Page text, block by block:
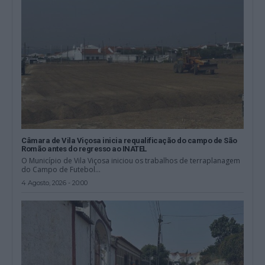
Câmara de Vila Viçosa inicia requalificação do campo de São
Romão antes do regresso ao INATEL
O Município de Vila Viçosa iniciou os trabalhos de terraplanagem
do Campo de Futebol...
4 Agosto, 2026 - 20:00